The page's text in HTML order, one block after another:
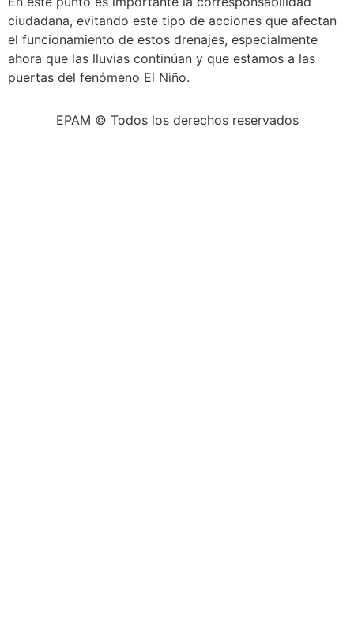
ciudadana, evitando este tipo de acciones que afectan
el funcionamiento de estos drenajes, especialmente
ahora que las lluvias continúan y que estamos a las
puertas del fenómeno El Niño.
EPAM © Todos los derechos reservados